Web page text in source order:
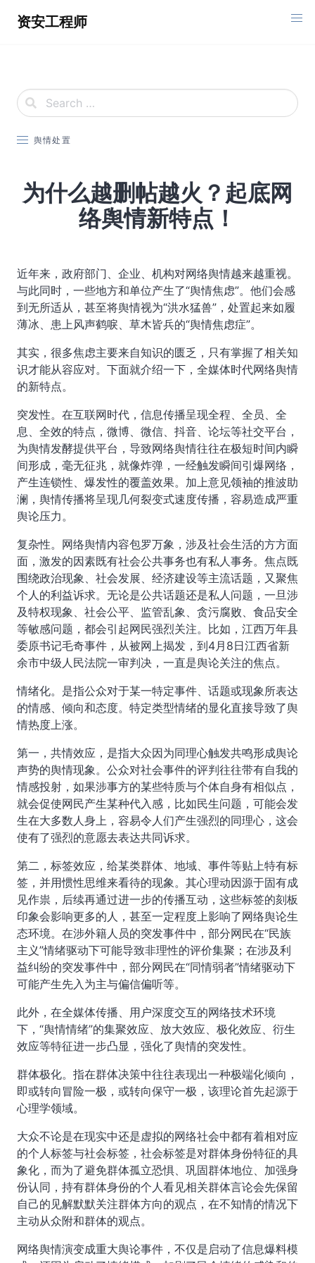
资安工程师
舆情处置
为什么越删帖越火？起底网
络舆情新特点！
近年来，政府部门、企业、机构对网络舆情越来越重视。
与此同时，一些地方和单位产生了“舆情焦虑”。他们会感
到无所适从，甚至将舆情视为“洪水猛兽”，处置起来如履
薄冰、患上风声鹤唳、草木皆兵的“舆情焦虑症”。
其实，很多焦虑主要来自知识的匮乏，只有掌握了相关知
识才能从容应对。下面就介绍一下，全媒体时代网络舆情
的新特点。
突发性。在互联网时代，信息传播呈现全程、全员、全
息、全效的特点，微博、微信、抖音、论坛等社交平台，
为舆情发酵提供平台，导致网络舆情往往在极短时间内瞬
间形成，毫无征兆，就像炸弹，一经触发瞬间引爆网络，
产生连锁性、爆发性的覆盖效果。加上意见领袖的推波助
澜，舆情传播将呈现几何裂变式速度传播，容易造成严重
舆论压力。
复杂性。网络舆情内容包罗万象，涉及社会生活的方方面
面，激发的因素既有社会公共事务也有私人事务。焦点既
围绕政治现象、社会发展、经济建设等主流话题，又聚焦
个人的利益诉求。无论是公共话题还是私人问题，一旦涉
及特权现象、社会公平、监管乱象、贪污腐败、食品安全
等敏感问题，都会引起网民强烈关注。比如，江西万年县
委原书记毛奇事件，从被网上揭发，到4月8日江西省新
余市中级人民法院一审判决，一直是舆论关注的焦点。
情绪化。是指公众对于某一特定事件、话题或现象所表达
的情感、倾向和态度。特定类型情绪的显化直接导致了舆
情热度上涨。
第一，共情效应，是指大众因为同理心触发共鸣形成舆论
声势的舆情现象。公众对社会事件的评判往往带有自我的
情感投射，如果涉事方的某些特质与个体自身有相似点，
就会促使网民产生某种代入感，比如民生问题，可能会发
生在大多数人身上，容易令人们产生强烈的同理心，这会
使有了强烈的意愿去表达共同诉求。
第二，标签效应，给某类群体、地域、事件等贴上特有标
签，并用惯性思维来看待的现象。其心理动因源于固有成
见作祟，后续再通过进一步的传播互动，这些标签的刻板
印象会影响更多的人，甚至一定程度上影响了网络舆论生
态环境。在涉外籍人员的突发事件中，部分网民在“民族
主义”情绪驱动下可能导致非理性的评价集聚；在涉及利
益纠纷的突发事件中，部分网民在“同情弱者”情绪驱动下
可能产生先入为主与偏信偏听等。
此外，在全媒体传播、用户深度交互的网络技术环境
下，“舆情情绪”的集聚效应、放大效应、极化效应、衍生
效应等特征进一步凸显，强化了舆情的突发性。
群体极化。指在群体决策中往往表现出一种极端化倾向，
即或转向冒险一极，或转向保守一极，该理论首先起源于
心理学领域。
大众不论是在现实中还是虚拟的网络社会中都有着相对应
的个人标签与社会标签，社会标签是对群体身份特征的具
象化，而为了避免群体孤立恐惧、巩固群体地位、加强身
份认同，持有群体身份的个人看见相关群体言论会先保留
自己的见解默默关注群体方向的观点，在不知情的情况下
主动从众附和群体的观点。
网络舆情演变成重大舆论事件，不仅是启动了信息爆料模